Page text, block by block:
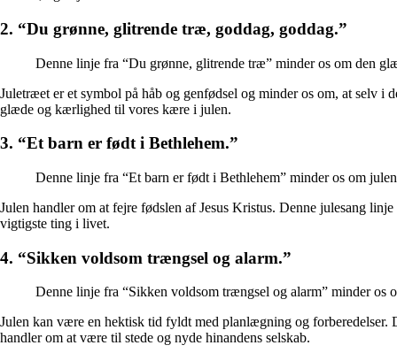
2. “Du grønne, glitrende træ, goddag, goddag.”
Denne linje fra “Du grønne, glitrende træ” minder os om den
Juletræet er et symbol på håb og genfødsel og minder os om, at selv
glæde og kærlighed til vores kære i julen.
3. “Et barn er født i Bethlehem.”
Denne linje fra “Et barn er født i Bethlehem” minder os om
Julen handler om at fejre fødslen af Jesus Kristus. Denne julesang
vigtigste ting i livet.
4. “Sikken voldsom trængsel og alarm.”
Denne linje fra “Sikken voldsom trængsel og alarm” minder os
Julen kan være en hektisk tid fyldt med planlægning og forberedelser.
handler om at være til stede og nyde hinandens selskab.